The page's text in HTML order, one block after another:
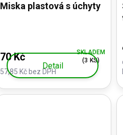
Miska plastová s úchyty
57,85 Kč bez DPH
70 Kč
SKLADEM
(3 KS)
Detail